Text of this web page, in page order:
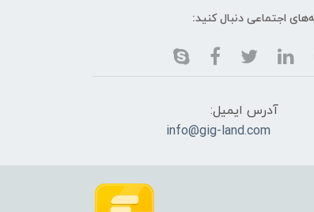
اجتماعی دنبال کنید:
آدرس ایمیل:
info@gig-land.com